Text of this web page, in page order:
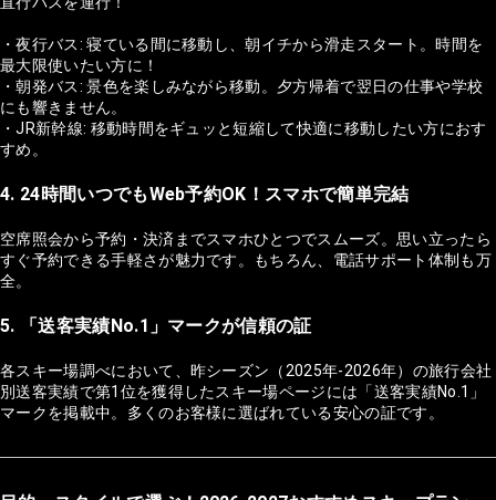
・夜行バス: 寝ている間に移動し、朝イチから滑走スタート。時間を
最大限使いたい方に！
・朝発バス: 景色を楽しみながら移動。夕方帰着で翌日の仕事や学校
にも響きません。
・JR新幹線: 移動時間をギュッと短縮して快適に移動したい方におす
すめ。
4. 24時間いつでもWeb予約OK！スマホで簡単完結
空席照会から予約・決済までスマホひとつでスムーズ。思い立ったら
すぐ予約できる手軽さが魅力です。もちろん、電話サポート体制も万
全。
5. 「送客実績No.1」マークが信頼の証
各スキー場調べにおいて、昨シーズン（2025年-2026年）の旅行会社
別送客実績で第1位を獲得したスキー場ページには「送客実績No.1」
マークを掲載中。多くのお客様に選ばれている安心の証です。